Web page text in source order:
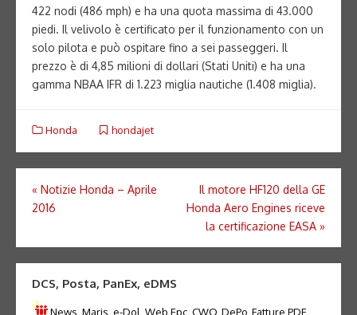
422 nodi (486 mph) e ha una quota massima di 43.000
piedi. Il velivolo è certificato per il funzionamento con un
solo pilota e può ospitare fino a sei passeggeri. Il
prezzo è di 4,85 milioni di dollari (Stati Uniti) e ha una
gamma NBAA IFR di 1.223 miglia nautiche (1.408 miglia).
Honda hondajet
Navigazione
articoli
« Notizie Honda – Aprile
2016
Il motore HF120 della GE
Honda Aero Engines riceve
la certificazione EASA »
DCS, Posta, PanEx, eDMS
News, Maris, e-Dol, Web Epc, CWO, DePo, Fatture PDF,